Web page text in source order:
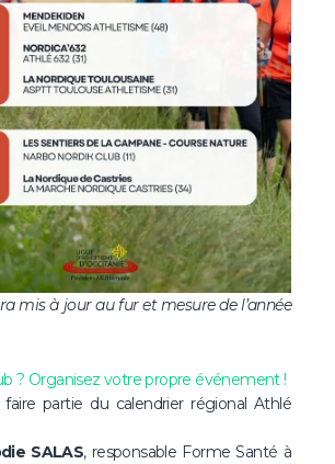
mis à jour au fur et mesure de l’année
? Organisez votre propre événement !
faire partie du calendrier régional Athlé
SALAS, responsable Forme Santé à